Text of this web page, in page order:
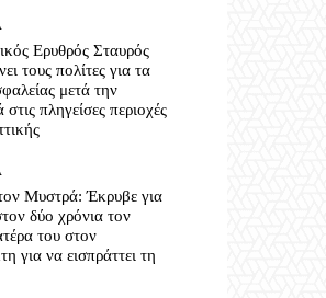
Ερυθρός Σταυρός
τους πολίτες για τα
μετά την
στις πληγείσες περιοχές
Μυστρά: Έκρυβε για
δύο χρόνια τον
του στον
για να εισπράττει τη